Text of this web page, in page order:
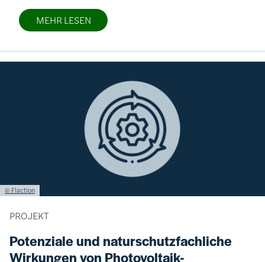
MEHR LESEN
Lizenzinformationen einschließlich Urheberrecht
© Flaction
PROJEKT
Potenziale und naturschutzfachliche
Wirkungen von Photovoltaik-